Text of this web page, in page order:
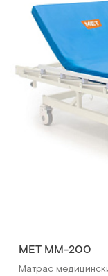
МЕТ ММ-200
Матрас